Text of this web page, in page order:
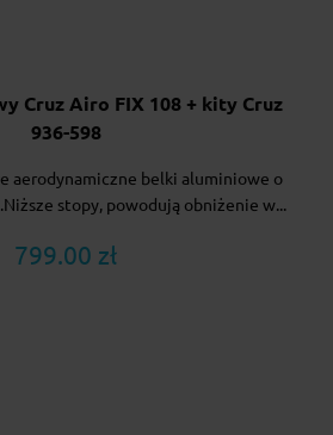
Cruz Airo FIX 108 + kity Cruz
936-598
aerodynamiczne belki aluminiowe o
stopy, powodują obniżenie w...
799.00 zł